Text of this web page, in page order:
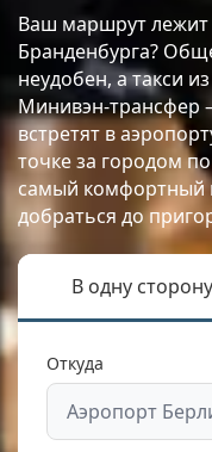
Ваш маршрут лежит
Бранденбурга?
неудобен, а такси
Минивэн-трансфер
встретят в
точке за городом
самый комфортный
добраться до
В одну сторону
Откуда